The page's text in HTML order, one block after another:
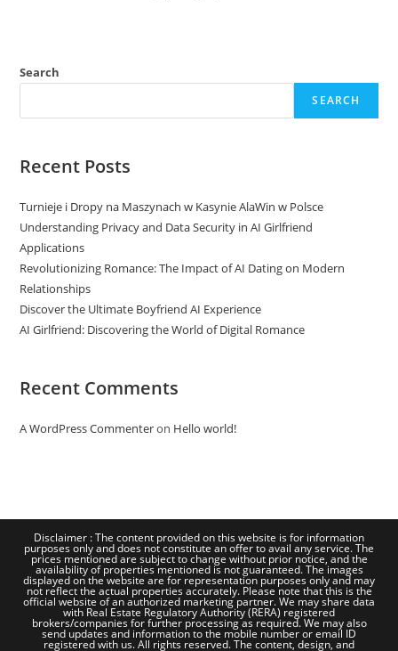
Search
SEARCH
Recent Posts
Turnieje i Dropy na Maszynach w Kasynie AlaWin w Polsce
Understanding Privacy and Data Security in AI Girlfriend
Applications
Revolutionizing Romance: The Impact of AI Dating on Modern
Relationships
Discover the Ultimate Boyfriend AI Experience
AI Girlfriend: Discovering the World of Digital Romance
Recent Comments
A WordPress Commenteron Hello world!
Disclaimer : The content provided on this website is for information
purposes only and does not constitute an offer to avail any service. The
prices mentioned are subject to change without prior notice, and the
availability of properties mentioned is not guaranteed. The images
displayed on the website are for representation purposes only and may
not reflect the actual properties accurately. Please note that this is the
official website of an authorized marketing partner. We may share data
with Real Estate Regulatory Authority (RERA) registered
brokers/companies for further processing as required. We may also
send updates and information to the mobile number or email ID
registered with us. All rights reserved. The content, design, and